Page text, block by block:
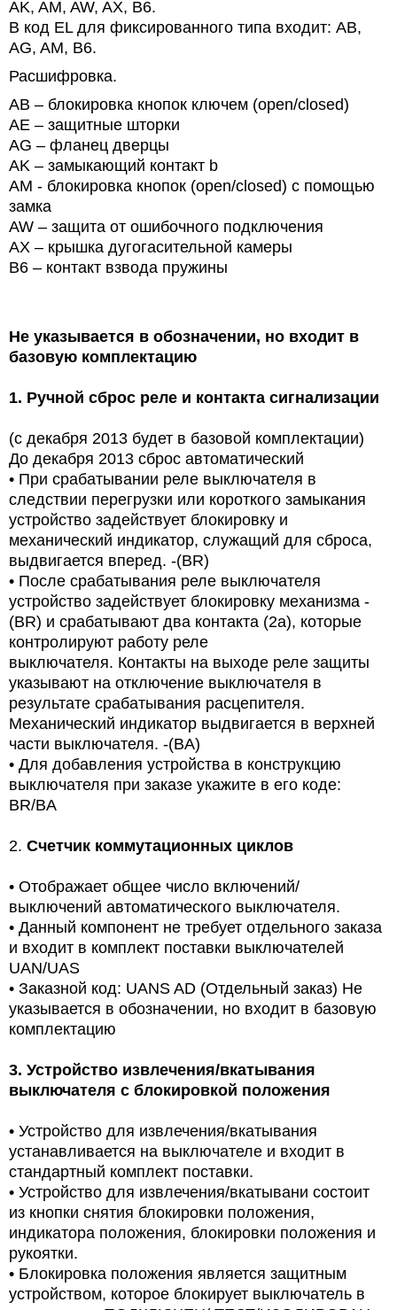
AK, AM, AW, AX, B6.
В код EL для фиксированного типа входит: АВ,
AG, AM, B6.
Расшифровка.
AB – блокировка кнопок ключем (open/closed)
AE – защитные шторки
AG – фланец дверцы
AK – замыкающий контакт b
AM - блокировка кнопок (open/closed) с помощью
замка
AW – защита от ошибочного подключения
AX – крышка дугогасительной камеры
B6 – контакт взвода пружины
Не указывается в обозначении, но входит в
базовую комплектацию
1. Ручной сброс реле и контакта сигнализации
(с декабря 2013 будет в базовой комплектации)
До декабря 2013 сброс автоматический
• При срабатывании реле выключателя в
следствии перегрузки или короткого замыкания
устройство задействует блокировку и
механический индикатор, служащий для сброса,
выдвигается вперед. -(BR)
• После срабатывания реле выключателя
устройство задействует блокировку механизма -
(BR) и срабатывают два контакта (2a), которые
контролируют работу реле
выключателя. Контакты на выходе реле защиты
указывают на отключение выключателя в
результате срабатывания расцепителя.
Механический индикатор выдвигается в верхней
части выключателя. -(BA)
• Для добавления устройства в конструкцию
выключателя при заказе укажите в его коде:
BR/BA
2. Счетчик коммутационных циклов
• Отображает общее число включений/
выключений автоматического выключателя.
• Данный компонент не требует отдельного заказа
и входит в комплект поставки выключателей
UAN/UAS
• Заказной код: UANS AD (Отдельный заказ) Не
указывается в обозначении, но входит в базовую
комплектацию
3. Устройство извлечения/вкатывания
выключателя с блокировкой положения
• Устройство для извлечения/вкатывания
устанавливается на выключателе и входит в
стандартный комплект поставки.
• Устройство для извлечения/вкатывани состоит
из кнопки снятия блокировки положения,
индикатора положения, блокировки положения и
рукоятки.
• Блокировка положения является защитным
устройством, которое блокирует выключатель в